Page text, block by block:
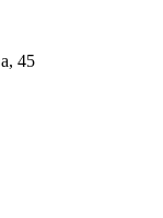
45